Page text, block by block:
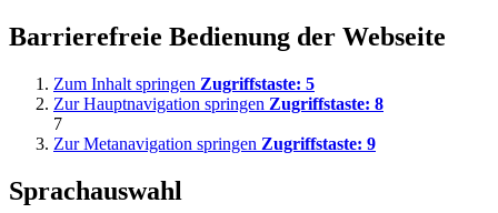
Barrierefreie Bedienung der Webseite
Zum Inhalt springen Zugriffstaste: 5
Zur Hauptnavigation springen Zugriffstaste: 8
7
Zur Metanavigation springen Zugriffstaste: 9
Sprachauswahl